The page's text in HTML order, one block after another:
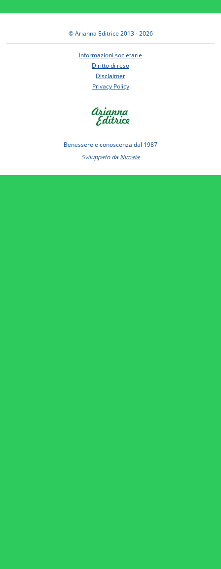
© Arianna Editrice 2013 - 2026
Informazioni societarie
Diritto di reso
Disclaimer
Privacy Policy
Benessere e conoscenza dal 1987
Sviluppato da Nimaia